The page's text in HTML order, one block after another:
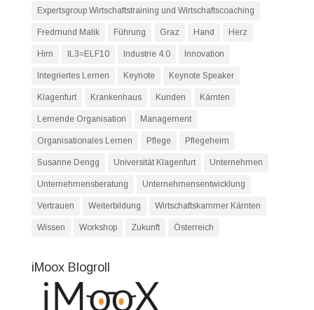
Expertsgroup Wirtschaftstraining und Wirtschaftscoaching
Fredmund Malik Führung Graz Hand Herz
Hirn IL3=ELF10 Industrie 4.0 Innovation
Integriertes Lernen Keynote Keynote Speaker
Klagenfurt Krankenhaus Kunden Kärnten
Lernende Organisation Management
Organisationales Lernen Pflege Pflegeheim
Susanne Dengg Universität Klagenfurt Unternehmen
Unternehmensberatung Unternehmensentwicklung
Vertrauen Weiterbildung Wirtschaftskammer Kärnten
Wissen Workshop Zukunft Österreich
iMoox Blogroll